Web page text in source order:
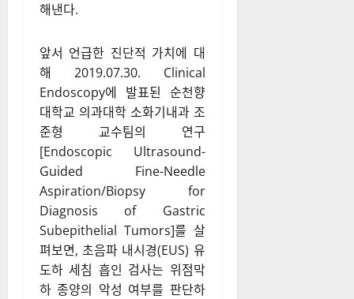
해낸다.
앞서 언급한 진단적 가치에 대
해 2019.07.30. Clinical
Endoscopy에 발표된 순천향
대학교 의과대학 소화기내과 조
준형 교수팀의 연구
[Endoscopic Ultrasound-
Guided Fine-Needle
Aspiration/Biopsy for
Diagnosis of Gastric
Subepithelial Tumors]를 살
펴보면, 초음파 내시경(EUS) 유
도하 세침 흡인 검사는 위점막
하 종양의 악성 여부를 판단하